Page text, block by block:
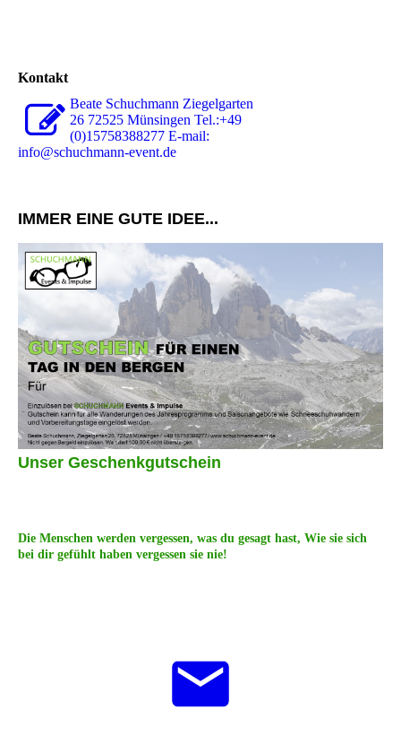
Kontakt
Beate Schuchmann Ziegelgarten
26 72525 Münsingen Tel.:+49
(0)15758388277 E-mail:
info@schuchmann-event.de
IMMER EINE GUTE IDEE...
Unser Geschenkgutschein
Die Menschen werden vergessen, was du gesagt hast, Wie sie sich
bei dir gefühlt haben vergessen sie nie!